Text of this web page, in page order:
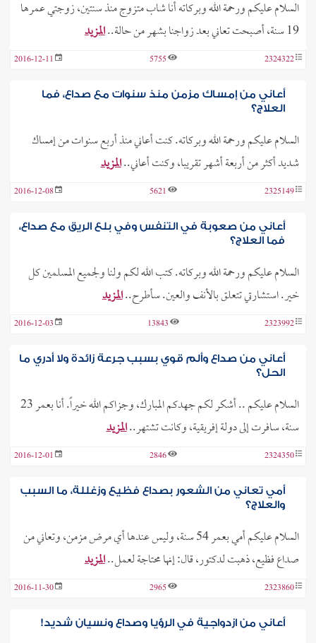
السلام عليكم ورحمة الله وبركاته أنا شاب متزوج منذ سنتين، زوجتي عمرها
19 سنة، أصبحت تعاني بعد زواجنا بشهر من حالة..
المزيد
2324322
5755
2016-12-11
أعاني من إمساك مزمن منذ سنوات مع صداع، فما
العلاج؟
السلام عليكم ورحمة الله وبركاته. كنت أعاني منذ أربع سنوات من إمساك
شديد أكثر من أربعة أشهر تقريبا، وكنت أعاني..المزيد
2325149
5621
2016-12-08
أعاني من صعوبة في التنفس وفي بلع الريق مع صداع،
فما العلاج؟
السلام عليكم ورحمة الله وبركاته. كتب الله لكم ولنا ولجميع المسلمين كل
خير. استشارتي تتعلق بالأنف والعين. سأطرح..المزيد
2323992
13843
2016-12-03
أعاني من صداع وألم قوي بسبب جرعة زائدة ولا أدري ما
الحل؟
السلام عليكم .. أشكر لكم جهدكم المبارك، وجزاكم الله خيراً. أنا بعمر 23
سنة، سافرت إلى دولة إفريقية، وكانت تشتهر..المزيد
2324350
2846
2016-12-01
أمي تعاني من الشعور بصداع فظيع وزغللة، ما السبب
والعلاج؟
السلام عليكم أمي بعمر 54 سنة، وليس عندها أي مرض مزمن، وتعاني من
صداع فظيع، ذهبت لدكتور، قال: إنها محتاجة لعمل..المزيد
2323860
2965
2016-11-30
أعاني من ازدواجية في الرؤيا وصداع ونسيان شديد!